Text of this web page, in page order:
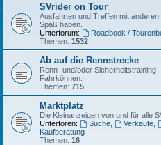
SVrider on Tour
Ausfahrten und Treffen mit
Spaß haben.
Unterforum:
Roadbook /
Themen: 1532
Ab auf die Rennstrecke
Renn- und/oder Sicherheitstraining
Fahrkönnen.
Themen: 715
Marktplatz
Die Kleinanzeigen von und für alle
Unterforen:
Suche, Verkaufe,
Kaufberatung
Themen: 16